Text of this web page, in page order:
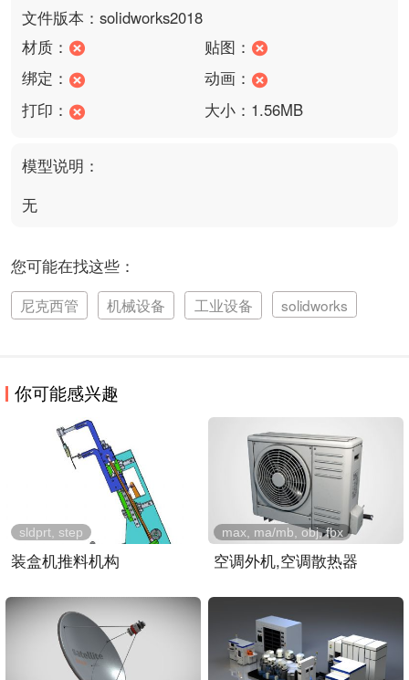
文件版本：solidworks2018
材质：
贴图：
绑定：
动画：
打印：
大小：1.56MB
模型说明：
无
您可能在找这些：
尼克西管 机械设备 工业设备 solidworks
你可能感兴趣
装盒机推料机构
sldprt, step
空调外机,空调散热器
max, ma/mb, obj, fbx